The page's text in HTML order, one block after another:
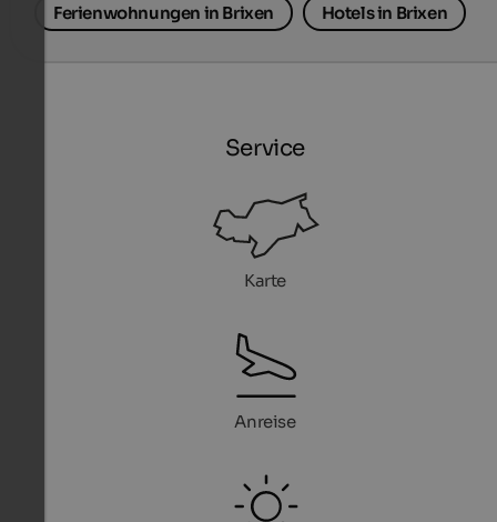
Ferienwohnungen in Brixen Hotels in Brixen
Service
Karte
Anreise